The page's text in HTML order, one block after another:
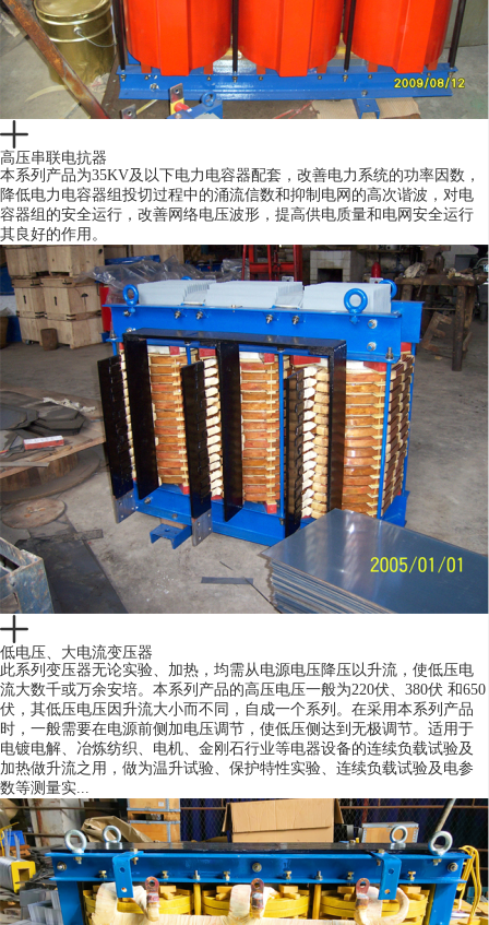
高压串联电抗器
本系列产品为35KV及以下电力电容器配套，改善电力系统的功率因数，
降低电力电容器组投切过程中的涌流信数和抑制电网的高次谐波，对电
容器组的安全运行，改善网络电压波形，提高供电质量和电网安全运行
其良好的作用。
低电压、大电流变压器
此系列变压器无论实验、加热，均需从电源电压降压以升流，使低压电
流大数千或万余安培。本系列产品的高压电压一般为220伏、380伏 和650
伏，其低压电压因升流大小而不同，自成一个系列。在采用本系列产品
时，一般需要在电源前侧加电压调节，使低压侧达到无极调节。适用于
电镀电解、冶炼纺织、电机、金刚石行业等电器设备的连续负载试验及
加热做升流之用，做为温升试验、保护特性实验、连续负载试验及电参
数等测量实...